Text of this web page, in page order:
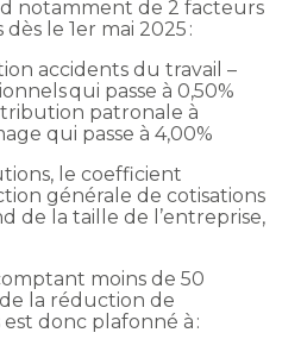
notamment de 2 facteurs
le 1er mai 2025 :
accidents du travail –
qui passe à 0,50%
patronale à
qui passe à 4,00%
le coefficient
générale de cotisations
de la taille de l’entreprise,
moins de 50
la réduction de
donc plafonné à :